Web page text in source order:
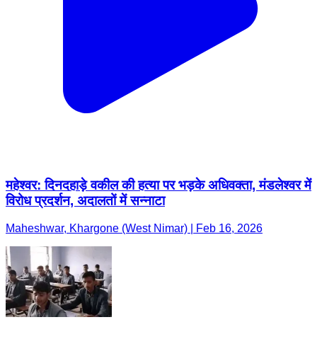
महेश्वर: दिनदहाड़े वकील की हत्या पर भड़के अधिवक्ता, मंडलेश्वर में
विरोध प्रदर्शन, अदालतों में सन्नाटा
Maheshwar, Khargone (West Nimar) | Feb 16, 2026